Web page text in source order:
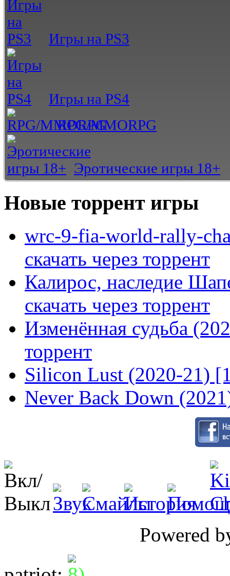
Игры на PS3
Игры на PS4
RPG/MMORPG
Эротические игры 18+
Новые торрент игры
wrc-9-fia-world-rally-
скачать через торрент
Калирос, наследие
скачать через торрент
Изменённая судьба
торрент
Silicon Lust (2020-21)
Never Back Down
Powered